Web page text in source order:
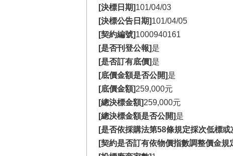
[決標日期]101/04/03
[決標公告日期]101/04/05
[契約編號]1000940161
[是否刊登公報]是
[是否訂有底價]是
[底價金額是否公開]是
[底價金額]259,000元
[總決標金額]259,000元
[總決標金額是否公開]是
[是否依採購法第58條規定採次低標或
[契約是否訂有依物價指數調整價金規